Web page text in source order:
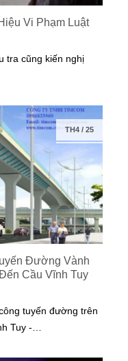
Vi Phạm Luật
tra cũng kiến nghị
TH4/ 25
Đường Vành
Cầu Vĩnh Tuy
tuyến đường trên
Tuy -…